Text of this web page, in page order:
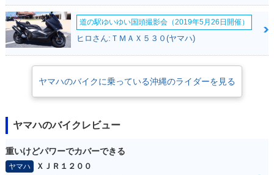
道の駅ゆいゆい国頭撮影会（2019年5月26日開催）
ヒロさん:ＴＭＡＸ５３０(ヤマハ)
ヤマハのバイクに乗っている沖縄のライダーを見る
ヤマハのバイクレビュー
重いけどパワーでカバーできる
ヤマハ
ＸＪＲ１２００